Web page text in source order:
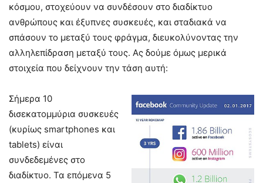
κόσμου, στοχεύουν να συνδέσουν στο διαδίκτυο
ανθρώπους και έξυπνες συσκευές, και σταδιακά να
σπάσουν το μεταξύ τους φράγμα, διευκολύνοντας την
αλληλεπίδραση μεταξύ τους. Ας δούμε όμως μερικά
στοιχεία που δείχνουν την τάση αυτή:
Σήμερα 10
δισεκατομμύρια συσκευές
(κυρίως smartphones και
tablets) είναι
συνδεδεμένες στο
διαδίκτυο. Τα επόμενα 5